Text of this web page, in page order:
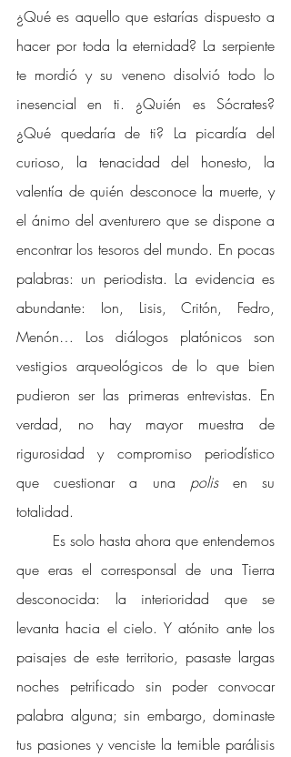
¿Qué es aquello que estarías dispuesto a
hacer por toda la eternidad? La serpiente
te mordió y su veneno disolvió todo lo
inesencial en ti. ¿Quién es Sócrates?
¿Qué quedaría de ti? La picardía del
curioso, la tenacidad del honesto, la
valentía de quién desconoce la muerte, y
el ánimo del aventurero que se dispone a
encontrar los tesoros del mundo. En pocas
palabras: un periodista. La evidencia es
abundante: Ion, Lisis, Critón, Fedro,
Menón… Los diálogos platónicos son
vestigios arqueológicos de lo que bien
pudieron ser las primeras entrevistas. En
verdad, no hay mayor muestra de
rigurosidad y compromiso periodístico
que cuestionar a una polis en su
totalidad.
Es solo hasta ahora que entendemos
que eras el corresponsal de una Tierra
desconocida: la interioridad que se
levanta hacia el cielo. Y atónito ante los
paisajes de este territorio, pasaste largas
noches petrificado sin poder convocar
palabra alguna; sin embargo, dominaste
tus pasiones y venciste la temible parálisis